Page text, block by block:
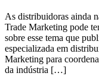
As distribuidoras ainda
Trade Marketing pode
sobre esse tema que
especializada em
Marketing para
da indústria […]